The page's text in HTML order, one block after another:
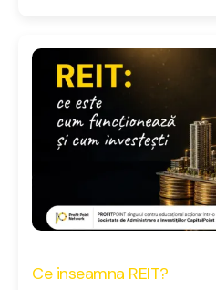
Ce inseamna REIT?